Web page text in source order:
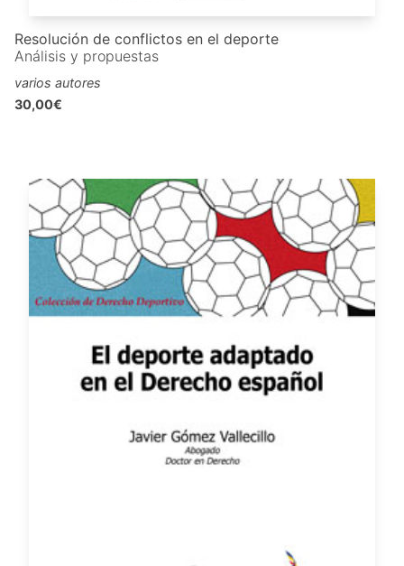
Resolución de conflictos en el deporte
Análisis y propuestas
varios autores
30,00€